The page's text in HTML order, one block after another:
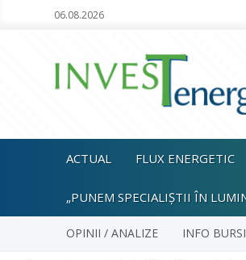
06.08.2026
ACTUAL FLUX ENERGETIC
„PUNEM SPECIALIȘTII ÎN
OPINII / ANALIZE INFO